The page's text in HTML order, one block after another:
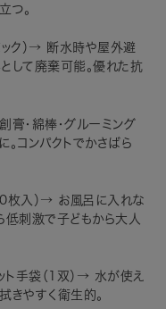
つ。
ク）→ 断水時や屋外避
して廃棄可能。優れた抗
膏・綿棒・グルーミング
コンパクトでかさばら
枚入）→ お風呂に入れな
低刺激で子どもから大人
手袋（1双）→ 水が使え
きやすく衛生的。